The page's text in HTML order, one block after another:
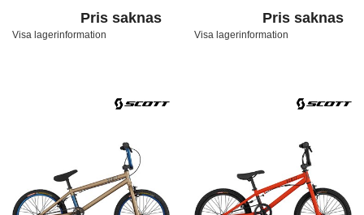
Pris saknas
Visa lagerinformation
Pris saknas
Visa lagerinformation